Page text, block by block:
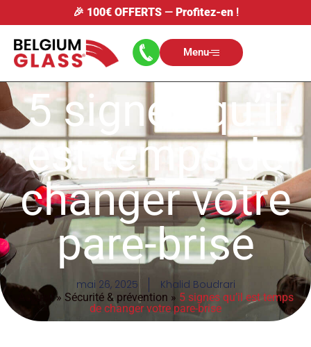
🎉 100€ OFFERTS— Profitez-en!
Menu
5 signes qu’il
est temps de
changer votre
pare-brise
mai 26, 2025 Khalid Boudrari
Accueil » Sécurité & prévention » 5 signes qu’il est temps
de changer votre pare-brise